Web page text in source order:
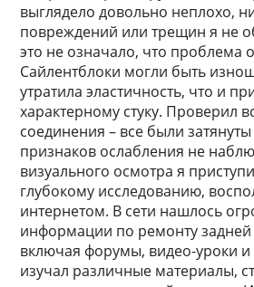
выглядело довольно неплохо,
повреждений или трещин я не
это не означало, что проблема
Сайлентблоки могли быть
утратила эластичность, что и
характерному стуку. Проверил
соединения – все были
признаков ослабления не
визуального осмотра я
глубокому исследованию,
интернетом. В сети нашлось
информации по ремонту задней
включая форумы, видео-уроки и
изучал различные материалы,